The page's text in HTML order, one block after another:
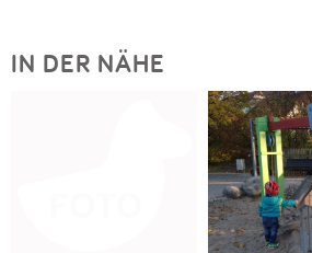
IN DER NÄHE